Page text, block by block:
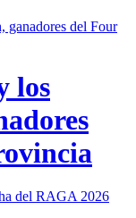
los